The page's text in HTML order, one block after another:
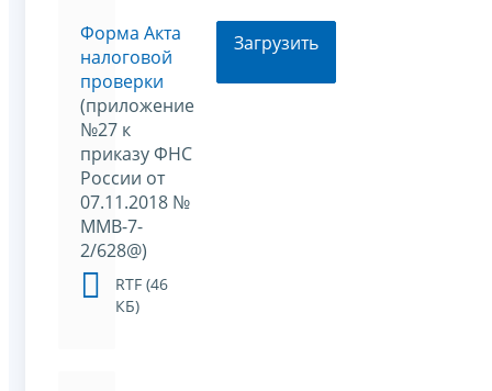
Форма Акта
налоговой
проверки
(приложение
№27 к
приказу ФНС
России от
07.11.2018 №
ММВ-7-
2/628@)
RTF (46
КБ)
Загрузить